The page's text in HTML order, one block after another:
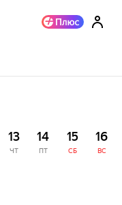
13
ЧТ
14
ПТ
15
СБ
16
ВС